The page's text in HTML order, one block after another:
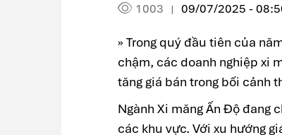
1003 | 09/07/2025 -
» Trong quý đầu tiên của
chậm, các doanh nghiệp xi
tăng giá bán trong bối cảnh
Ngành Xi măng Ấn Độ đang
các khu vực. Với xu hướng